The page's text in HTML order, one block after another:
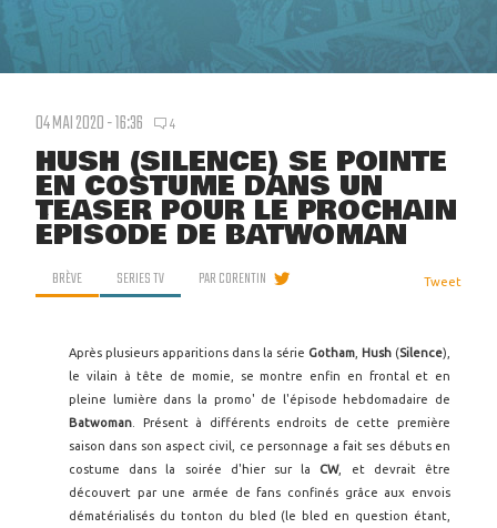
04 MAI 2020 - 16:36 4
HUSH (SILENCE) SE POINTE
EN COSTUME DANS UN
TEASER POUR LE PROCHAIN
ÉPISODE DE BATWOMAN
BRÈVE SERIES TV PARCORENTIN Tweet
Après plusieurs apparitions dans la série Gotham Hush (Silence),
le vilain à tête de momie, se montre enfin en frontal et en
pleine lumière dans la promo' de l'épisode hebdomadaire de
Batwoman . Présent à différents endroits de cette première
saison dans son aspect civil, ce personnage a fait ses débuts en
costume dans la soirée d'hier sur la CW, et devrait être
découvert par une armée de fans confinés grâce aux envois
dématérialisés du tonton du bled (le bled en question étant,